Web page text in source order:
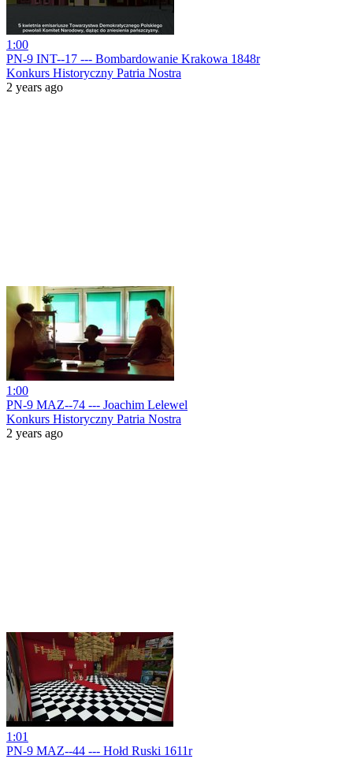
1:00
PN-9 INT--17 --- Bombardowanie Krakowa 1848r
Konkurs Historyczny Patria Nostra
2 years ago
1:00
PN-9 MAZ--74 --- Joachim Lelewel
Konkurs Historyczny Patria Nostra
2 years ago
1:01
PN-9 MAZ--44 --- Hołd Ruski 1611r